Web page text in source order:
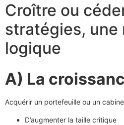
Croître ou
stratégies, une
logique
A) La
Acquérir un portefeuille ou un
D’augmenter la taille critique